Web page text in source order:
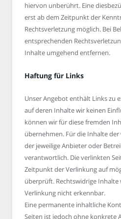
hiervon unberührt. Eine
erst ab dem Zeitpunkt der
Rechtsverletzung möglich. Bei
entsprechenden
Inhalte umgehend entfernen.
Haftung für Links
Unser Angebot enthält Links zu
auf deren Inhalte wir keinen
können wir für diese fremden
übernehmen. Für die Inhalte
der jeweilige Anbieter oder
verantwortlich. Die verlinkten
Zeitpunkt der Verlinkung auf
überprüft. Rechtswidrige
Verlinkung nicht erkennbar.
Eine permanente inhaltliche
Seiten ist jedoch ohne konkrete